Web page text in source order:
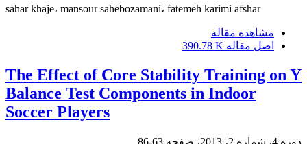
sahar khaje، mansour sahebozamani، fatemeh karimi afshar
مشاهده مقاله
اصل مقاله 390.78 K
The Effect of Core Stability Training on Y
Balance Test Components in Indoor
Soccer Players
دوره 4، شماره 2، 2013، صفحه 63-86